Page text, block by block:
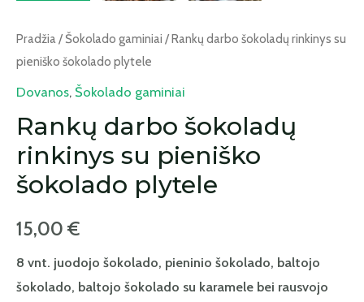
Pradžia/ Šokolado gaminiai / Rankų darbo šokoladų rinkinys su
pieniško šokolado plytele
Dovanos, Šokolado gaminiai
Rankų darbo šokoladų
rinkinys su pieniško
šokolado plytele
15,00 €
8 vnt. juodojo šokolado, pieninio šokolado, baltojo
šokolado, baltojo šokolado su karamele bei rausvojo